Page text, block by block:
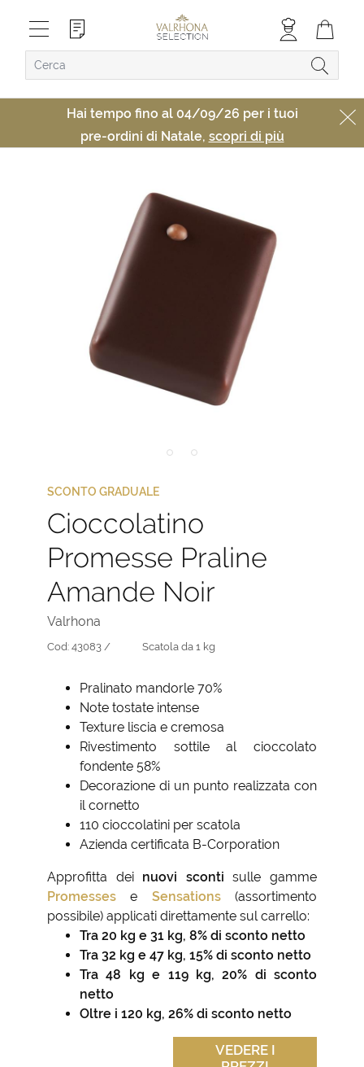
Hai tempo fino al 04/09/26 per i tuoi
pre-ordini di Natale, scopri di più
SCONTO GRADUALE
Cioccolatino
Promesse Praline
Amande Noir
Valrhona
Cod: 43083 / Scatola da 1 kg
Pralinato mandorle 70%
Note tostate intense
Texture liscia e cremosa
Rivestimento sottile al cioccolato
fondente 58%
Decorazione di un punto realizzata con
il cornetto
110 cioccolatini per scatola
Azienda certificata B-Corporation
Approfitta dei nuovi sconti sulle gamme
Promesses e Sensations(assortimento
possibile) applicati direttamente sul carrello:
Tra 20 kg e 31 kg, 8% di sconto netto
Tra 32 kg e 47 kg, 15% di sconto netto
Tra 48 kg e 119 kg, 20% di sconto
netto
Oltre i 120 kg, 26% di sconto netto
VEDERE I